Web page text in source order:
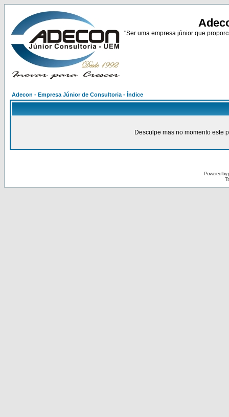
"Ser uma empresa júnior que
Adecon - Empresa Júnior de Consultoria - Índice
Desculpe mas no momento este
Powered by